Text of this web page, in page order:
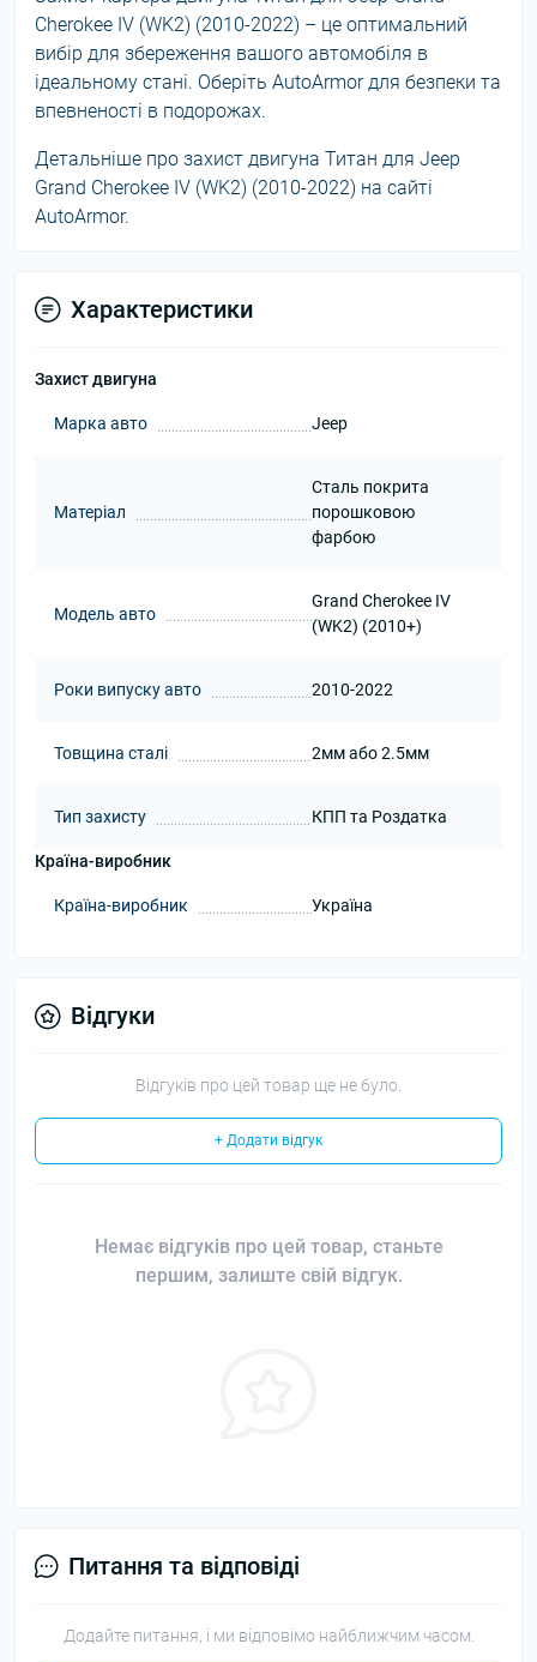
Cherokee IV (WK2) (2010-2022) – це оптимальний
вибір для збереження вашого автомобіля в
ідеальному стані. Оберіть AutoArmor для безпеки та
впевненості в подорожах.
Детальніше про захист двигуна Титан для Jeep
Grand Cherokee IV (WK2) (2010-2022) на сайті
AutoArmor.
Характеристики
Захист двигуна
Марка авто Jeep
Матеріал
Сталь покрита
порошковою
фарбою
Модель авто
Grand Cherokee IV
(WK2) (2010+)
Роки випуску авто 2010-2022
Товщина сталі 2мм або 2.5мм
Тип захисту КПП та Роздатка
Країна-виробник
Країна-виробник Україна
Відгуки
Відгуків про цей товар ще не було.
+ Додати відгук
Немає відгуків про цей товар, станьте
першим, залиште свій відгук.
Питання та відповіді
Додайте питання, і ми відповімо найближчим часом.